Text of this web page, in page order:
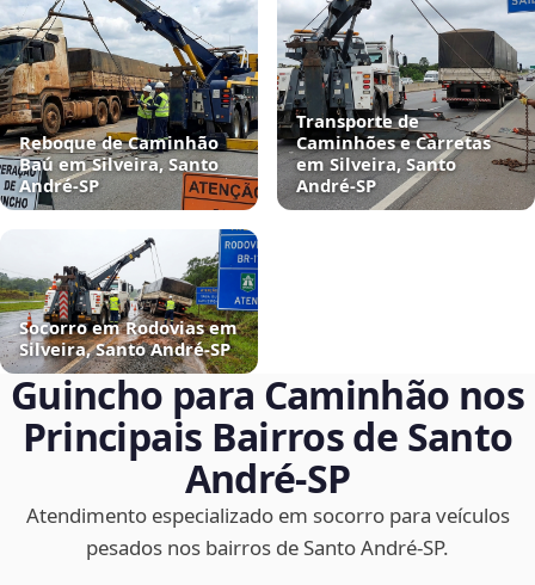
Reboque de Caminhão
Baú em Silveira, Santo
André‑SP
Transporte de
Caminhões e Carretas
em Silveira, Santo
André‑SP
Socorro em Rodovias em
Silveira, Santo André‑SP
Guincho para Caminhão nos
Principais Bairros de Santo
André‑SP
Atendimento especializado em socorro para veículos
pesados nos bairros de Santo André‑SP.